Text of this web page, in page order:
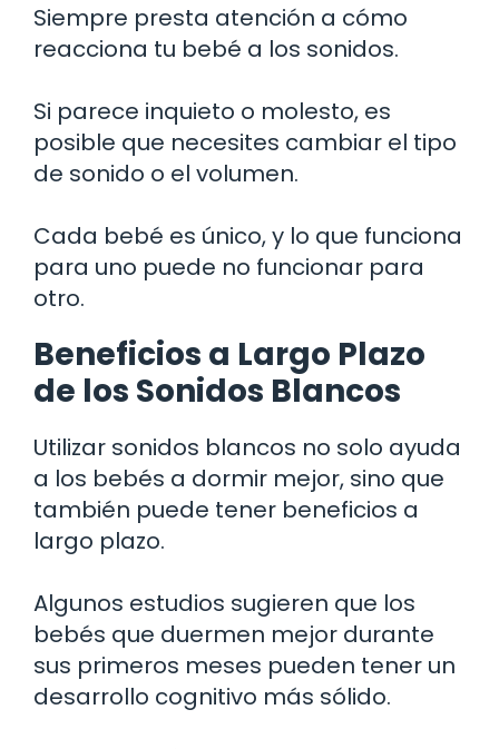
Siempre presta atención a cómo
reacciona tu bebé a los sonidos.
Si parece inquieto o molesto, es
posible que necesites cambiar el tipo
de sonido o el volumen.
Cada bebé es único, y lo que funciona
para uno puede no funcionar para
otro.
Beneficios a Largo Plazo
de los Sonidos Blancos
Utilizar sonidos blancos no solo ayuda
a los bebés a dormir mejor, sino que
también puede tener beneficios a
largo plazo.
Algunos estudios sugieren que los
bebés que duermen mejor durante
sus primeros meses pueden tener un
desarrollo cognitivo más sólido.